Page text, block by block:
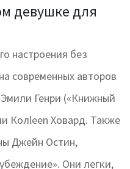
девушке для
настроения без
современных авторов
Генри («Книжный
Колleen Ховард. Также
Джейн Остин,
Они легки,